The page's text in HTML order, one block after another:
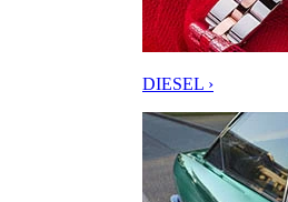
DIESEL ›